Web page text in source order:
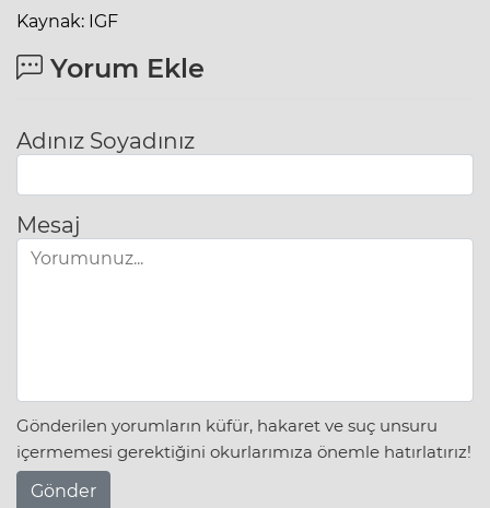
Kaynak: IGF
Yorum Ekle
Adınız Soyadınız
Mesaj
Gönderilen yorumların küfür, hakaret ve suç unsuru
içermemesi gerektiğini okurlarımıza önemle hatırlatırız!
Gönder